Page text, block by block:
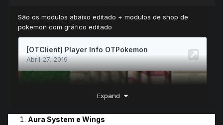
São os modulos abaixo editado + modulos de shop de
pokemon com gráfico editado
Expand
Aura System e Wings